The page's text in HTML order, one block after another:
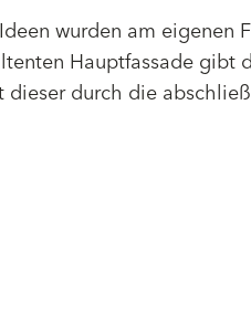
wurden am
Hauptfassade gibt
durch die